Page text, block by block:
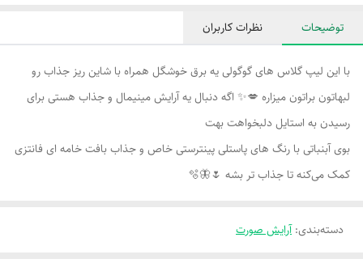
توضیحات نظرات کاربران
با این لیپ گلاس های گوگولی یه برق خوشگل همراه با شاین ریز جذاب رو
لبهاتون براتون میزاره 💋✨ اگه دنبال یه آرایش مینیمال و جذاب هستی برای
رسیدن به استایل دلبخواهت بهت
بوی آبنباتی با رنگ های پاستلی پینترستی خاص و جذاب بافت خامه ای فانتزی
کمک می‌کنه تا جذاب تر بشه 🌷🦋🫧
دسته‌بندی:آرایش صورت